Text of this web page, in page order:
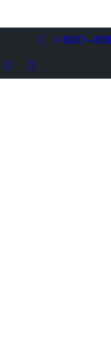
1-800-